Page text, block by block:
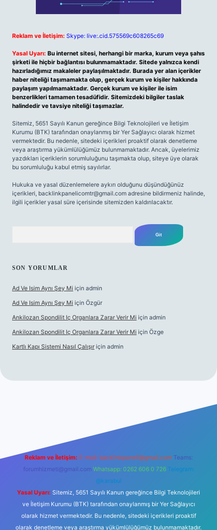
Reklam ve İletişim: Skype: live:.cid.575569c608265c69
Yasal Uyarı: Bu internet sitesi, herhangi bir marka, kurum veya şahıs
şirketi ile hiçbir bağlantısı bulunmamaktadır. Sitede yalnızca kendi
hazırladığımız makaleler paylaşılmaktadır. Burada yer alan içerikler
haber niteliği taşımamakta olup, gerçek kurum ve kişiler hakkında
paylaşım yapılmamaktadır. Gerçek kurum ve kişiler ile isim
benzerlikleri tamamen tesadüfidir. Sitemizdeki bilgiler taslak
halindedir ve tavsiye niteliği taşımazlar.
Sitemiz, 5651 Sayılı Kanun gereğince Bilgi Teknolojileri ve İletişim
Kurumu (BTK) tarafından onaylanmış bir Yer Sağlayıcı olarak hizmet
vermektedir. Bu nedenle, sitedeki içerikleri proaktif olarak denetleme
veya araştırma yükümlülüğümüz bulunmamaktadır. Ancak, üyelerimiz
yazdıkları içeriklerin sorumluluğunu taşımakta olup, siteye üye olarak
bu sorumluluğu kabul etmiş sayılırlar.
Hukuka ve yasal düzenlemelere aykırı olduğunu düşündüğünüz
içerikleri, backlinkpanelicomtr@gmail.com adresine bildirmeniz halinde,
ilgili içerikler yasal süre içerisinde sitemizden kaldırılacaktır.
SON YORUMLAR
Ad Ve Isim Aynı Şey Mi için admin
Ad Ve Isim Aynı Şey Mi için Özgür
Ankilozan Spondilit Iç Organlara Zarar Verir Mi için admin
Ankilozan Spondilit Iç Organlara Zarar Verir Mi için Özge
Kartlı Kapı Sistemi Nasıl Çalışır için admin
Reklam ve İletişim: E-mail: backlinkpaneli@gmail.com Teams:
forumhizmeti@gmail.com Whatsapp: 0262 606 0 726 Telegram:
@karabul
Yasal Uyarı: Sitemiz, 5651 Sayılı Kanun gereğince Bilgi Teknolojileri
ve İletişim Kurumu (BTK) tarafından onaylanmış bir Yer Sağlayıcı
olarak hizmet vermektedir. Bu nedenle, sitedeki içerikleri proaktif
olarak denetleme veya araştırma yükümlülüğümüz bulunmamaktadır.